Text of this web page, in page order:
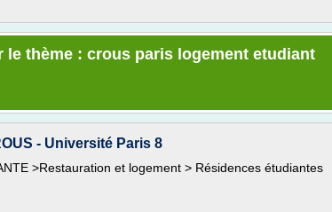
thème : crous paris logement etudiant
- Université Paris 8
>Restauration et logement > Résidences étudiantes